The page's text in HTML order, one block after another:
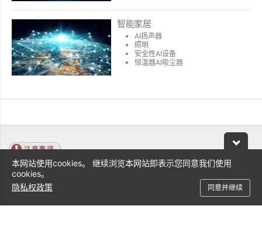
智能家居
AI扬声器
照明
安全性AI设备
恒温器AI吸尘器
本网站所提到的产品规格及资讯，若有变动恕不另行通知，一切以
上述商品规格仅供参考，实际规格以实物为准，丽台科技保留修改
本网站使用cookies。 继续浏览本网站即表示您同意我们使用
cookies。
隐私权政策
同意并继续